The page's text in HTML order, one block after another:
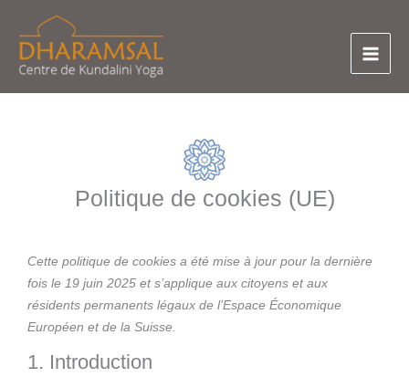
contenu
Politique de cookies (UE)
Cette politique de cookies a été mise à jour pour la dernière
fois le 19 juin 2025 et s’applique aux citoyens et aux
résidents permanents légaux de l’Espace Économique
Européen et de la Suisse.
1. Introduction
Consent
to
service
Consent
to
service
Consent
to
service
Consent
to
service
Consent
to
service
Statistiques
Marketing